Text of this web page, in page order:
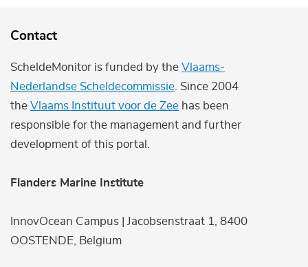
Contact
ScheldeMonitor is funded by the Vlaams-
Nederlandse Scheldecommissie . Since 2004
the Vlaams Instituut voor de Zee has been
responsible for the management and further
development of this portal.
Flanders Marine Institute
InnovOcean Campus | Jacobsenstraat 1, 8400
OOSTENDE, Belgium